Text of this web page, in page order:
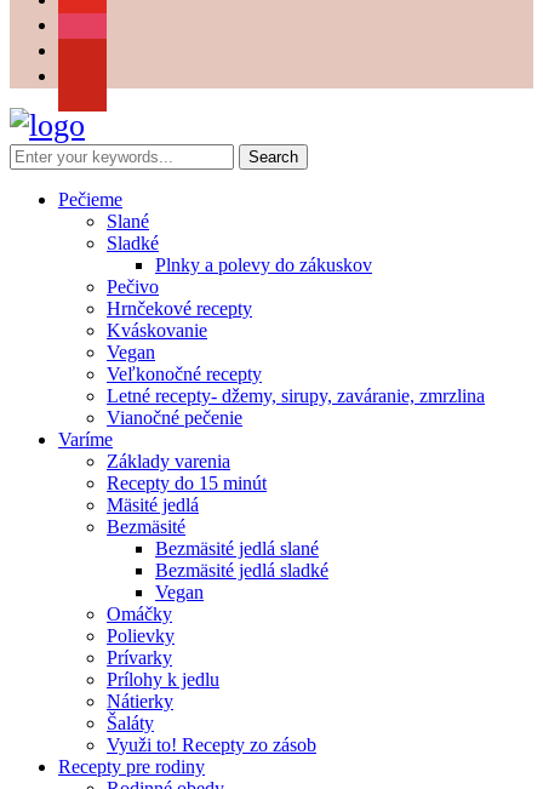
Pečieme
Slané
Sladké
Plnky a polevy do zákuskov
Pečivo
Hrnčekové recepty
Kváskovanie
Vegan
Veľkonočné recepty
Letné recepty- džemy, sirupy, zaváranie, zmrzlina
Vianočné pečenie
Varíme
Základy varenia
Recepty do 15 minút
Mäsité jedlá
Bezmäsité
Bezmäsité jedlá slané
Bezmäsité jedlá sladké
Vegan
Omáčky
Polievky
Prívarky
Prílohy k jedlu
Nátierky
Šaláty
Využi to! Recepty zo zásob
Recepty pre rodiny